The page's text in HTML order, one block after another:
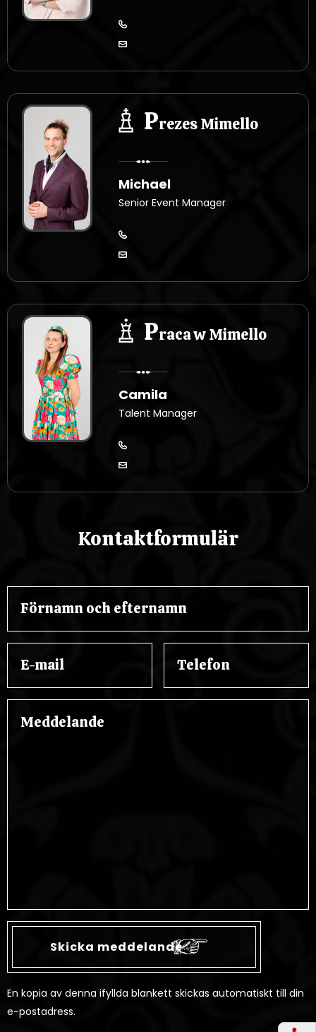
Prezes Mimello
Michael
Senior Event Manager
Praca w Mimello
Camila
Talent Manager
Kontaktformulär
En kopia av denna ifyllda blankett skickas automatiskt till din
e-postadress.